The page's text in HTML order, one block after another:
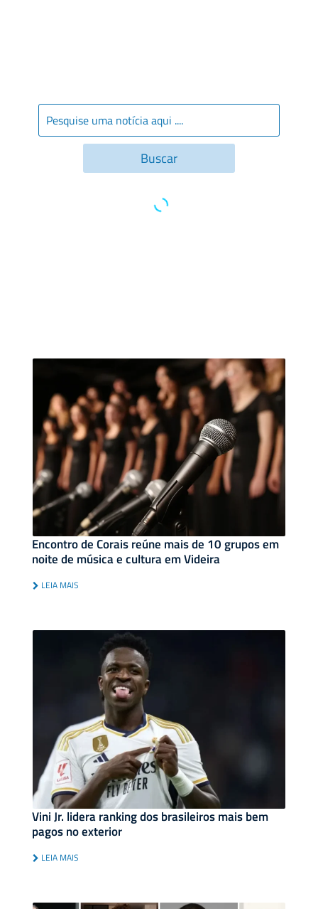
Encontro de Corais reúne mais de 10 grupos em
noite de música e cultura em Videira
LEIA MAIS
Vini Jr. lidera ranking dos brasileiros mais bem
pagos no exterior
LEIA MAIS